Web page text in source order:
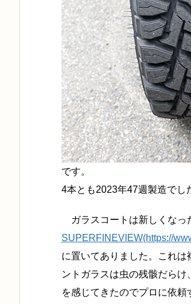
です。
4本とも2023年47週製造でし
ガラスコートは新しくなっ
SUPERFINEVIEW(https://
に置いてありました。これ
ントガラスは虫の残骸だら
を感じてきたのでプロに依